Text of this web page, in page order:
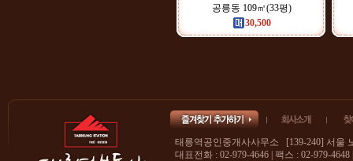
공릉동 109㎡(33평)
30,500
태릉역공인중개사사무소 [139-240] 서울
대표전화 : 02-979-4646 | 팩스 : 02-979-4648